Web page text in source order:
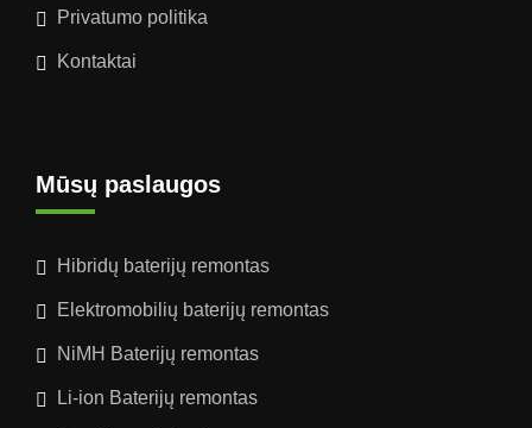
Privatumo politika
Kontaktai
Mūsų paslaugos
Hibridų baterijų remontas
Elektromobilių baterijų remontas
NiMH Baterijų remontas
Li-ion Baterijų remontas